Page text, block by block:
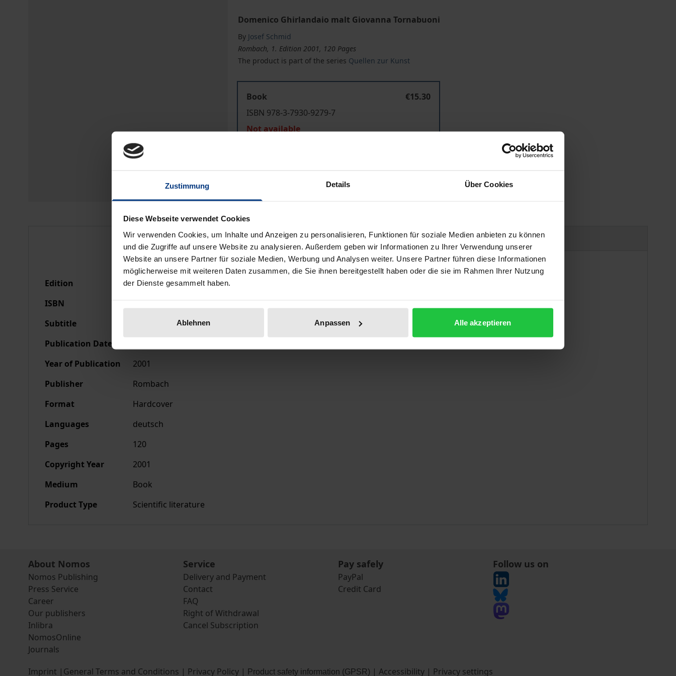
Zustimmung Details Über Cookies
Diese Webseite verwendet Cookies
Wir verwenden Cookies, um Inhalte und Anzeigen zu personalisieren, Funktionen für soziale Medien anbieten zu können
und die Zugriffe auf unsere Website zu analysieren. Außerdem geben wir Informationen zu Ihrer Verwendung unserer
Website an unsere Partner für soziale Medien, Werbung und Analysen weiter. Unsere Partner führen diese Informationen
möglicherweise mit weiteren Daten zusammen, die Sie ihnen bereitgestellt haben oder die sie im Rahmen Ihrer Nutzung
der Dienste gesammelt haben.
Ablehnen Anpassen Alle akzeptieren
Domenico Ghirlandaio malt Giovanna Tornabuoni
By Josef Schmid
Rombach, 1. Edition 2001, 120 Pages
The product is part of the series Quellen zur Kunst
Book
€15.30
ISBN 978-3-7930-9279-7
Not available
Bibliographical data Product safety information
Edition
1
ISBN
Subtitle
Domenico Ghirlandaio malt Giovanna Tornabuoni
Publication Date
Year of Publication
2001
Publisher
Rombach
Format
Hardcover
Languages
deutsch
Pages
120
Copyright Year
2001
Medium
Book
Product Type
Scientific literature
About Nomos
Nomos Publishing
Press Service
Career
Our publishers
Inlibra
NomosOnline
Journals
Service
Delivery and Payment
Contact
FAQ
Right of Withdrawal
Cancel Subscription
Pay safely
PayPal
Credit Card
Follow us on
Imprint | General Terms and Conditions | Privacy Policy | Product safety information (GPSR) | Accessibility | Privacy settings